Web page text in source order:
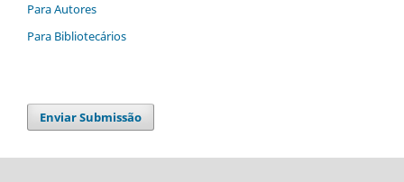
Para Autores
Para Bibliotecários
Enviar Submissão